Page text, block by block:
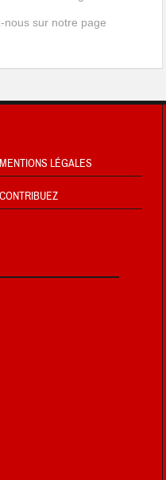
nous sur notre page
MENTIONS LÉGALES
CONTRIBUEZ